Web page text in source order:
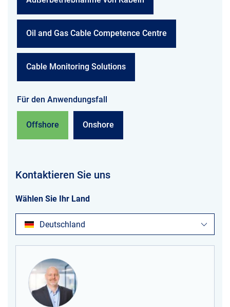
Oil and Gas Cable Competence Centre
Cable Monitoring Solutions
Für den Anwendungsfall
Offshore Onshore
Kontaktieren Sie uns
Wählen Sie Ihr Land
Deutschland